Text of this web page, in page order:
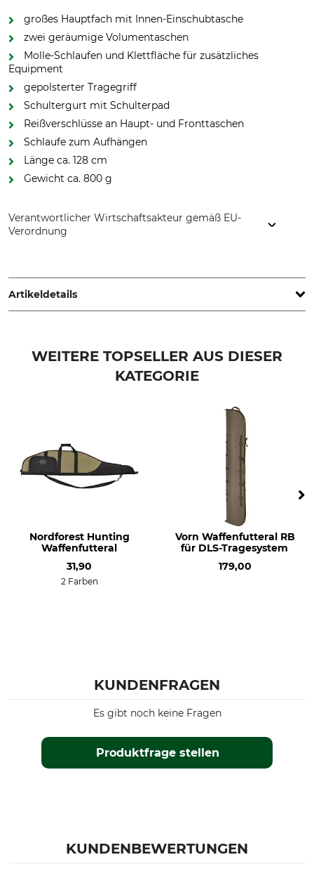
großes Hauptfach mit Innen-Einschubtasche
zwei geräumige Volumentaschen
Molle-Schlaufen und Klettfläche für zusätzliches
Equipment
gepolsterter Tragegriff
Schultergurt mit Schulterpad
Reißverschlüsse an Haupt- und Fronttaschen
Schlaufe zum Aufhängen
Länge ca. 128 cm
Gewicht ca. 800 g
Verantwortlicher Wirtschaftsakteur gemäß EU-
Verordnung
www.blaser-group.com
Artikeldetails
Gewicht
Länge (außen)
WEITERE TOPSELLER AUS DIESER
KATEGORIE
Nordforest Hunting
Waffenfutteral
31,90
2 Farben
Vorn Waffenfutteral RB
für DLS-Tragesystem
179,00
KUNDENFRAGEN
Produktfrage stellen
Es gibt noch keine Fragen
KUNDENBEWERTUNGEN